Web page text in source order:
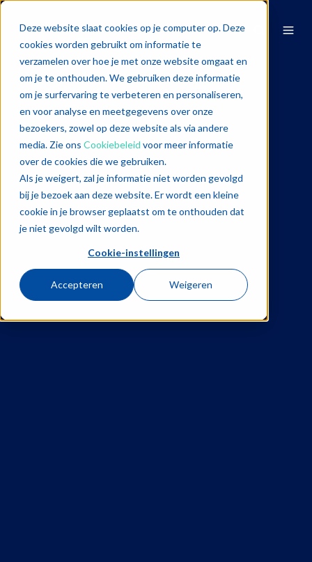
Deze website slaat cookies op je computer op. Deze
cookies worden gebruikt om informatie te
verzamelen over hoe je met onze website omgaat en
om je te onthouden. We gebruiken deze informatie
om je surfervaring te verbeteren en personaliseren,
en voor analyse en meetgegevens over onze
bezoekers, zowel op deze website als via andere
media. Zie ons Cookiebeleid voor meer informatie
over de cookies die we gebruiken.
Als je weigert, zal je informatie niet worden gevolgd
bij je bezoek aan deze website. Er wordt een kleine
cookie in je browser geplaatst om te onthouden dat
je niet gevolgd wilt worden.
Cookie-instellingen
Accepteren Weigeren